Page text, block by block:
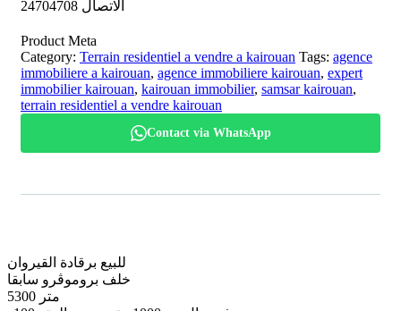
الاتصال 24704708
Product Meta
Category: Terrain residentiel a vendre a kairouan Tags: agence
immobiliere a kairouan, agence immobiliere kairouan, expert
immobilier kairouan, kairouan immobilier, samsar kairouan,
terrain residentiel a vendre kairouan
Contact via WhatsApp
للبيع برقادة القيروان
خلف بروموڤرو سابقا
5300 متر